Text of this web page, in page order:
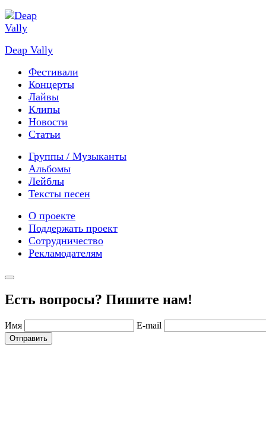
Deap Vally
Фестивали
Концерты
Лайвы
Клипы
Новости
Статьи
Группы / Музыканты
Альбомы
Лейблы
Тексты песен
О проекте
Поддержать проект
Сотрудничество
Рекламодателям
Есть вопросы? Пишите нам!
Имя E-mail